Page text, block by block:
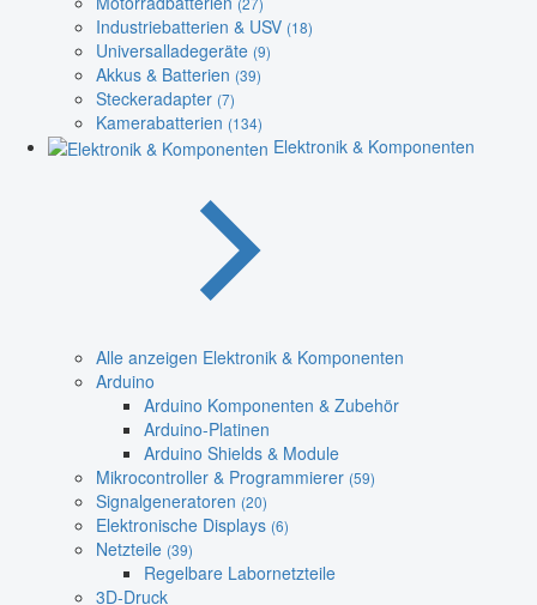
Industriebatterien & USV (18)
Universalladegeräte (9)
Akkus & Batterien (39)
Steckeradapter (7)
Kamerabatterien (134)
Elektronik & Komponenten
Alle anzeigen Elektronik & Komponenten
Arduino
Arduino Komponenten & Zubehör
Arduino-Platinen
Arduino Shields & Module
Mikrocontroller & Programmierer (59)
Signalgeneratoren (20)
Elektronische Displays (6)
Netzteile (39)
Regelbare Labornetzteile
3D-Druck